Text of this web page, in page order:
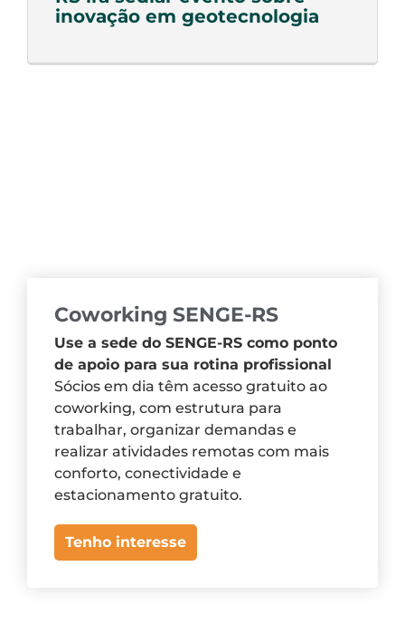
inovação em geotecnologia
Coworking SENGE-RS
Use a sede do SENGE-RS como ponto
de apoio para sua rotina profissional
Sócios em dia têm acesso gratuito ao
coworking, com estrutura para
trabalhar, organizar demandas e
realizar atividades remotas com mais
conforto, conectividade e
estacionamento gratuito.
Tenho interesse